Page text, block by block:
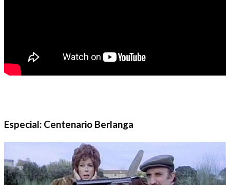
Especial: Centenario Berlanga